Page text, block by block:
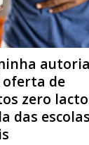
de
zero
das